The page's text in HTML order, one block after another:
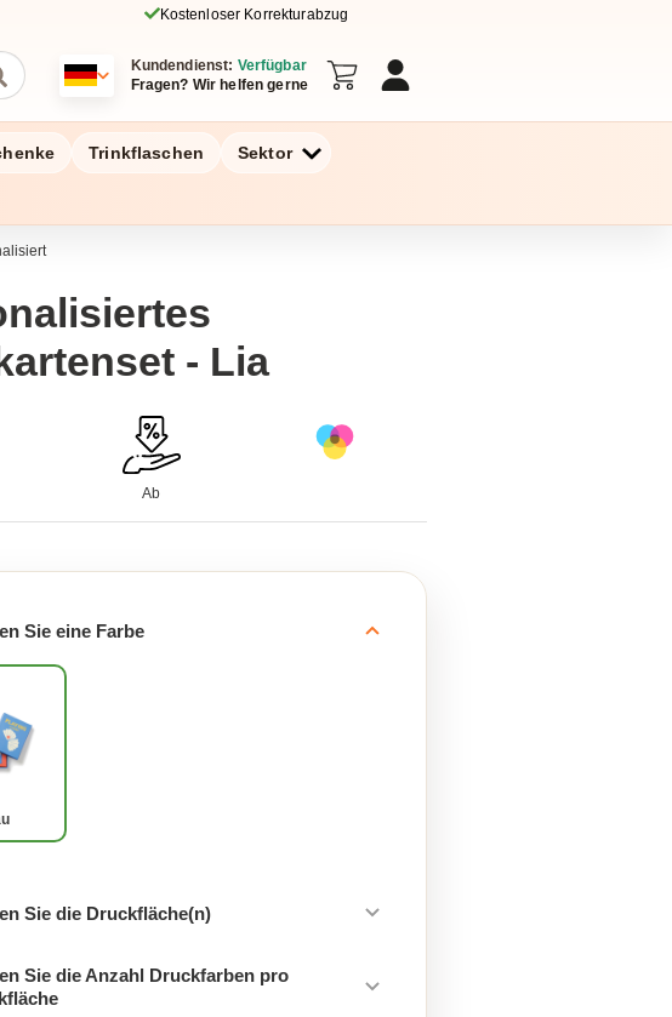
Kostenloser Korrekturabzug
Kundendienst: Verfügbar
Fragen? Wir helfen gerne
Trinkflaschen Sektor
- Lia
Ab
Sie eine Farbe
Sie die Druckfläche(n)
Sie die Anzahl Druckfarben pro